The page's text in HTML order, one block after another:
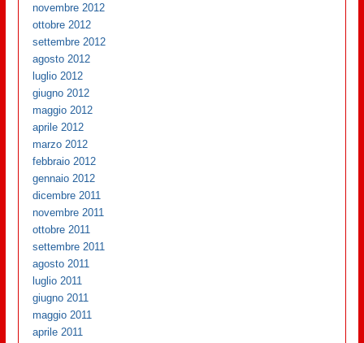
novembre 2012
ottobre 2012
settembre 2012
agosto 2012
luglio 2012
giugno 2012
maggio 2012
aprile 2012
marzo 2012
febbraio 2012
gennaio 2012
dicembre 2011
novembre 2011
ottobre 2011
settembre 2011
agosto 2011
luglio 2011
giugno 2011
maggio 2011
aprile 2011